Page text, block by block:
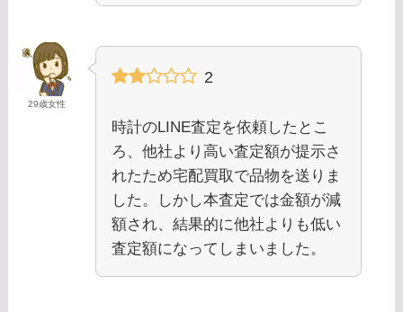
29歳女性
2
時計のLINE査定を依頼したとこ
ろ、他社より高い査定額が提示さ
れたため宅配買取で品物を送りま
した。しかし本査定では金額が減
額され、結果的に他社よりも低い
査定額になってしまいました。